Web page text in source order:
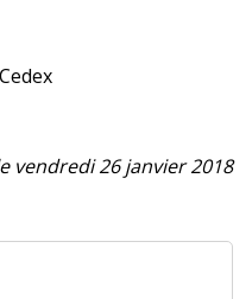
vendredi 26 janvier 2018